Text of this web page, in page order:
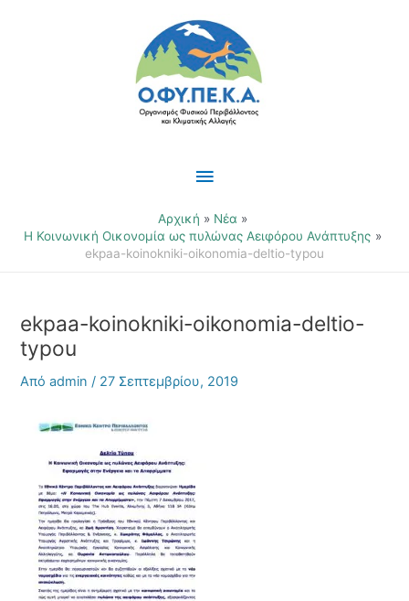
Κύριο
Μενού
Αρχική
Νέα
Η Κοινωνική Οικονομία ως πυλώνας Αειφόρου Ανάπτυξης
ekpaa-koinokniki-oikonomia-deltio-typou
ekpaa-koinokniki-oikonomia-deltio-
typou
Απόadmin/ 27 Σεπτεμβρίου, 2019